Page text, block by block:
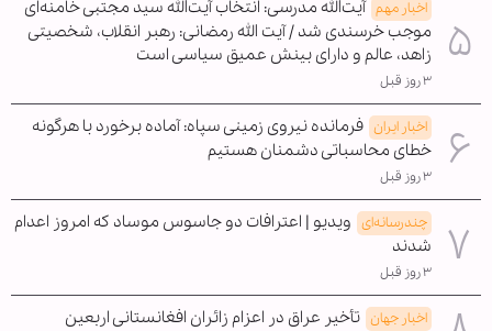
اخبار مهم آیت‌الله مدرسی: انتخاب آیت‌الله سید مجتبی خامنه‌ای
موجب خرسندی شد / آیت الله رمضانی: رهبر انقلاب، شخصیتی
زاهد، عالم و دارای بینش عمیق سیاسی است
۳ روز قبل
اخبار ایران فرمانده نیروی زمینی سپاه: آماده برخورد با هرگونه
خطای محاسباتی دشمنان هستیم
۳ روز قبل
چندرسانه‌ای ویدیو | اعترافات دو جاسوس موساد که امروز اعدام
شدند
۳ روز قبل
اخبار جهان تأخیر عراق در اعزام زائران افغانستانی اربعین